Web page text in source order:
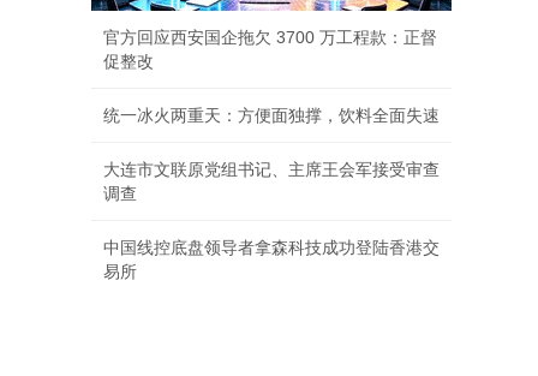
官方回应西安国企拖欠 3700 万工程款：正督
促整改
统一冰火两重天：方便面独撑，饮料全面失速
大连市文联原党组书记、主席王会军接受审查
调查
中国线控底盘领导者拿森科技成功登陆香港交
易所